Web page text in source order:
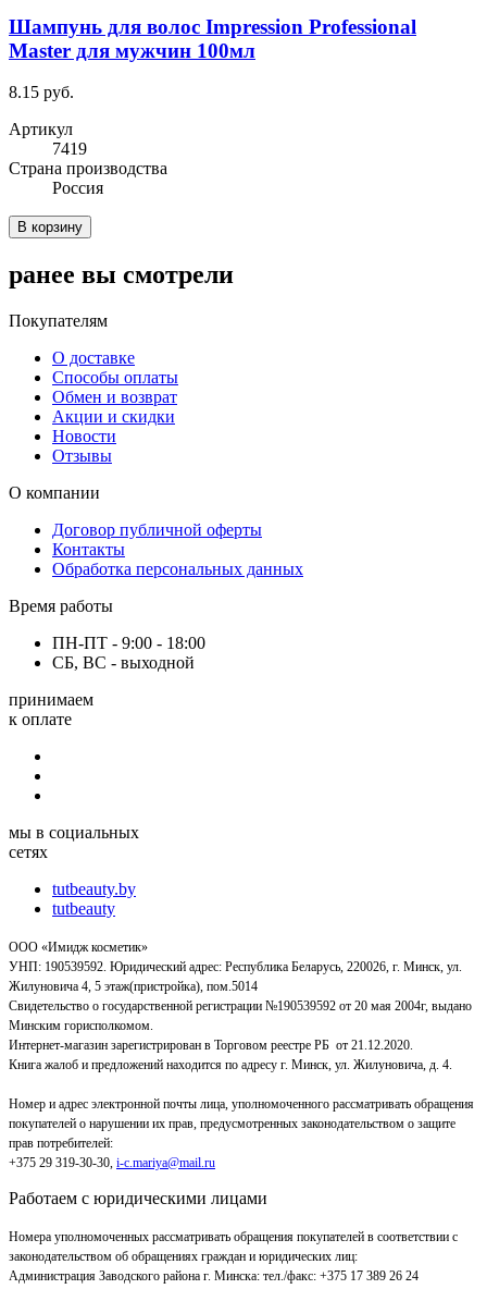
Шампунь для волос Impression Professional
Master для мужчин 100мл
8.15 руб.
Артикул
7419
Cтрана производства
Россия
В корзину
ранее вы смотрели
Покупателям
О доставке
Способы оплаты
Обмен и возврат
Акции и скидки
Новости
Отзывы
О компании
Договор публичной оферты
Контакты
Обработка персональных данных
Время работы
ПН-ПТ - 9:00 - 18:00
СБ, ВС - выходной
принимаем
к оплате
мы в социальных
сетях
tutbeauty.by
tutbeauty
ООО «Имидж косметик»
УНП: 190539592. Юридический адрес: Республика Беларусь, 220026, г. Минск, ул.
Жилуновича 4, 5 этаж(пристройка), пом.5014
Свидетельство о государственной регистрации №190539592 от 20 мая 2004г, выдано
Минским горисполкомом.
Интернет-магазин зарегистрирован в Торговом реестре РБ от 21.12.2020.
Книга жалоб и предложений находится по адресу г. Минск, ул. Жилуновича, д. 4.
Номер и адрес электронной почты лица, уполномоченного рассматривать обращения
покупателей о нарушении их прав, предусмотренных законодательством о защите
прав потребителей:
+375 29 319-30-30, i-c.mariya@mail.ru
Работаем с юридическими лицами
Номера уполномоченных рассматривать обращения покупателей в соответствии с
законодательством об обращениях граждан и юридических лиц:
Администрация Заводского района г. Минска: тел./факс: +375 17 389 26 24